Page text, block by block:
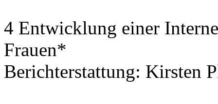
4 Entwicklung einer
Frauen*
Berichterstattung: Kirsten